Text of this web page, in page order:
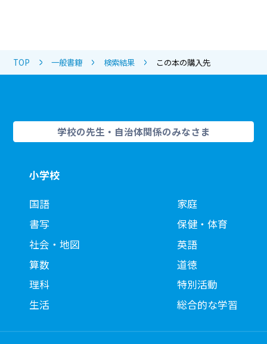
TOP 一般書籍 検索結果 この本の購入先
学校の先生・自治体関係のみなさま
小学校
国語
書写
社会・地図
算数
理科
生活
家庭
保健・体育
英語
道徳
特別活動
総合的な学習